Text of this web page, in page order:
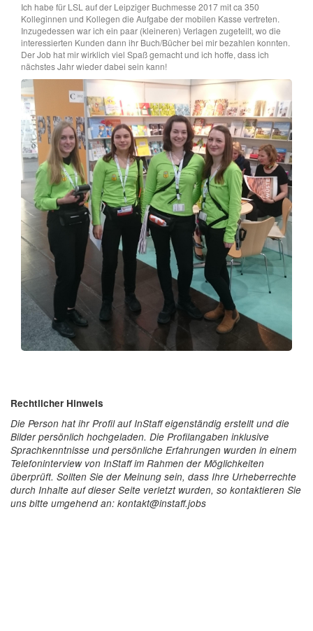
Ich habe für LSL auf der Leipziger Buchmesse 2017 mit ca 350
Kolleginnen und Kollegen die Aufgabe der mobilen Kasse vertreten.
Inzugedessen war ich ein paar (kleineren) Verlagen zugeteilt, wo die
interessierten Kunden dann ihr Buch/Bücher bei mir bezahlen konnten.
Der Job hat mir wirklich viel Spaß gemacht und ich hoffe, dass ich
nächstes Jahr wieder dabei sein kann!
Rechtlicher Hinweis
Die Person hat ihr Profil auf InStaff eigenständig erstellt und die
Bilder persönlich hochgeladen. Die Profilangaben inklusive
Sprachkenntnisse und persönliche Erfahrungen wurden in einem
Telefoninterview von InStaff im Rahmen der Möglichkeiten
überprüft. Sollten Sie der Meinung sein, dass Ihre Urheberrechte
durch Inhalte auf dieser Seite verletzt wurden, so kontaktieren Sie
uns bitte umgehend an: kontakt@instaff.jobs